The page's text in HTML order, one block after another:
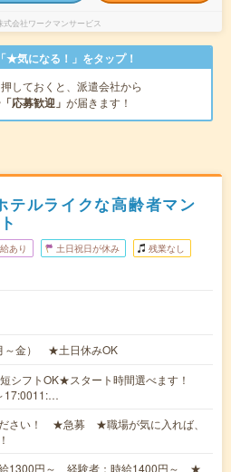
式会社ワークマンサービス
★気になる！」をタップ！
しておくと、派遣会社から
「応募歓迎」 が届きます！
テルライクな高齢者マン
あり 土日祝日が休み 残業なし
～金） ★土日休みOK
シフトOK★スタート時間選べます！
17:0011:…
さい！ ★急募 ★職場が気に入れば、
給1300円～ 経験者：時給1400円～ ★